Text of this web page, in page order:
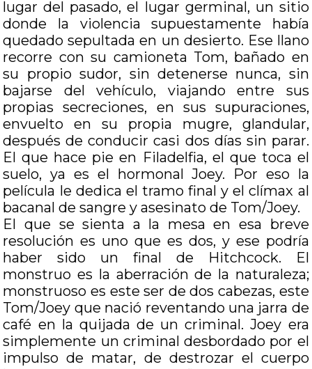
lugar del pasado, el lugar germinal, un sitio
donde la violencia supuestamente había
quedado sepultada en un desierto. Ese llano
recorre con su camioneta Tom, bañado en
su propio sudor, sin detenerse nunca, sin
bajarse del vehículo, viajando entre sus
propias secreciones, en sus supuraciones,
envuelto en su propia mugre, glandular,
después de conducir casi dos días sin parar.
El que hace pie en Filadelfia, el que toca el
suelo, ya es el hormonal Joey. Por eso la
película le dedica el tramo final y el clímax al
bacanal de sangre y asesinato de Tom/Joey.
El que se sienta a la mesa en esa breve
resolución es uno que es dos, y ese podría
haber sido un final de Hitchcock. El
monstruo es la aberración de la naturaleza;
monstruoso es este ser de dos cabezas, este
Tom/Joey que nació reventando una jarra de
café en la quijada de un criminal. Joey era
simplemente un criminal desbordado por el
impulso de matar, de destrozar el cuerpo